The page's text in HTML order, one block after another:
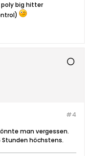
big hitter
#4
man vergessen.
höchstens.